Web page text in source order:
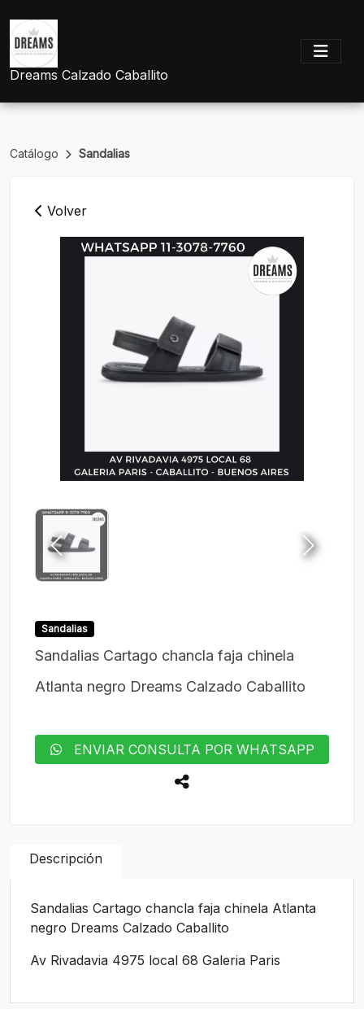
Dreams Calzado Caballito
Catálogo Sandalias
Volver
Sandalias
Sandalias Cartago chancla faja chinela
Atlanta negro Dreams Calzado Caballito
ENVIAR CONSULTA POR WHATSAPP
Descripción
Sandalias Cartago chancla faja chinela Atlanta
negro Dreams Calzado Caballito
Av Rivadavia 4975 local 68 Galeria Paris